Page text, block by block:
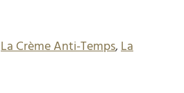
La Crème Anti-Temps,La